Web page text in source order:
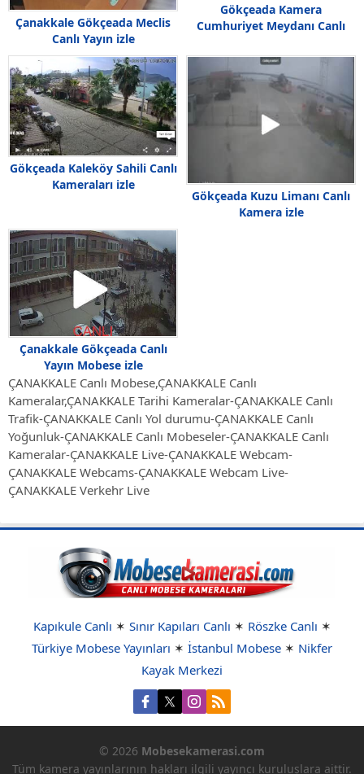
Çanakkale Gökçeada Meclis
Canlı Yayın izle
Gökçeada Kamera
Cumhuriyet Meydanı Canlı
Gökçeada Kaleköy Sahili Canlı
Kameraları izle
Gökçeada Kuzu Limanı Canlı
Kamera i̇zle
Çanakkale Gökçeada Canlı
Yayın Mobese izle
ÇANAKKALE Canlı Mobese,ÇANAKKALE Canlı
Kameralar,ÇANAKKALE Tarihi Kameralar-ÇANAKKALE Canlı
Trafik-ÇANAKKALE Canlı Yol durumu-ÇANAKKALE Canlı
Yoğunluk-ÇANAKKALE Canlı Mobeseler-ÇANAKKALE Canlı
Kameralar-ÇANAKKALE Live-ÇANAKKALE Webcam-
ÇANAKKALE Webcams-ÇANAKKALE Webcam Live-
ÇANAKKALE Verkehr Live
Kapıkule Canlı ✶ Sınır Kapıları Canlı ✶ Röszke Canlı ✶
Türkiye Mobese Yayınları ✶ İstanbul Mobese ✶ Nikfer
Kayak Merkezi
© 2026 Mobesekamerasi.com
Tüm kamera yayınlarının hakları ilgili yayıncı kuruluşlara aittir.